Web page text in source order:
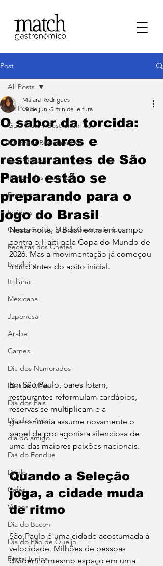
Post
All Posts
⁠Guia Match Gastronômico
Melhores Restaurantes
⁠GastroNews
Review dos matchers
Eventos
⁠Insiders
Campeões do Match Gastronômico
Receitas dos Chefes
Brasileira
Italiana
Mexicana
Japonesa
Arabe
Carnes
Dia dos Namorados
Dia das Mães
Dia dos Pais
Dia dos Avós
dia do amigo
Dia do Fondue
Drinks
Cafés
Vinhos
Dia do Bacon
Dia do Pão de Queijo
Festa Junina
All Posts
O sabor da torcida:
como bares e
restaurantes de São
Paulo estão se
preparando para o
jogo do Brasil
Maiara Rodrigues
19 de jun. 5 min de leitura
Nesta noite, o Brasil entra em campo
contra o Haiti pela Copa do Mundo de
2026. Mas a movimentação já começou
muito antes do apito inicial.
Em São Paulo, bares lotam,
restaurantes reformulam cardápios,
reservas se multiplicam e a
gastronomia assume novamente o
papel de protagonista silenciosa de
uma das maiores paixões nacionais.
Quando a Seleção
joga, a cidade muda
de ritmo
São Paulo é uma cidade acostumada à
velocidade. Milhões de pessoas
dividem o mesmo espaço em uma